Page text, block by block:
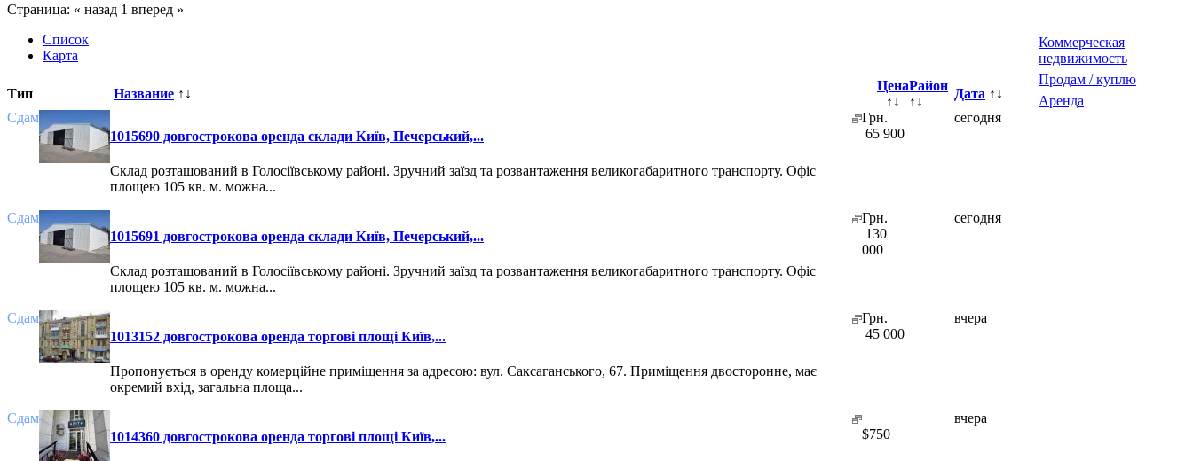
Страница: « назад 1 вперед »
Список
Карта
Тип Название ↑↓
Цена
↑↓
Район
↑↓
Дата ↑↓
Сдам
1015690 довгострокова оренда склади Київ, Печерський,...
Склад розташований в Голосіївському районі. Зручний заїзд та розвантаження великогабаритного транспорту. Офіс
площею 105 кв. м. можна...
Грн.
65 900
сегодня
Сдам
1015691 довгострокова оренда склади Київ, Печерський,...
Склад розташований в Голосіївському районі. Зручний заїзд та розвантаження великогабаритного транспорту. Офіс
площею 105 кв. м. можна...
Грн.
130
000
сегодня
Сдам
1013152 довгострокова оренда торгові площі Київ,...
Пропонується в оренду комерційне приміщення за адресою: вул. Саксаганського, 67. Приміщення двосторонне, має
окремий вхід, загальна площа...
Грн.
45 000
вчера
Сдам
1014360 довгострокова оренда торгові площі Київ,...
$750
вчера
Коммерческая
недвижимость
Продам / куплю
Аренда